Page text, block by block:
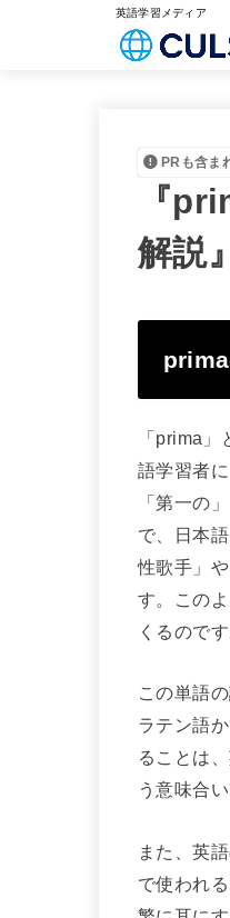
英語学習メディア
PRも含ま
『
解説』
「prima
語学習者
「第一の
で、日本
性歌手」
す。この
くるのです
この単語
ラテン語
ることは
う意味合
また、英
で使われ